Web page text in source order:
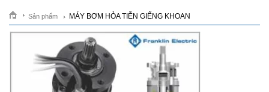
Sản phẩm MÁY BƠM HỎA TIỄN GIẾNG KHOAN